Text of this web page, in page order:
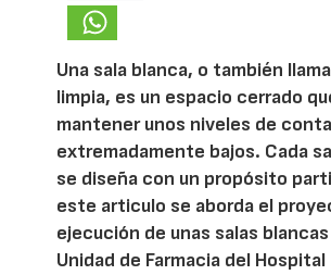
Una sala blanca, o también
limpia, es un espacio cerrado
mantener unos niveles de
extremadamente bajos. Cada
se diseña con un propósito
este articulo se aborda el
ejecución de unas salas
Unidad de Farmacia del Hospital